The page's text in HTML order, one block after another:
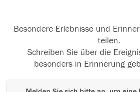
Besondere Erlebnisse und
teilen.
Schreiben Sie über die
besonders in Erinnerung